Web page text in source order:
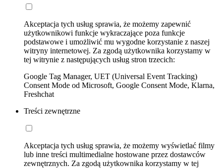
Akceptacja tych usług sprawia, że możemy zapewnić
użytkownikowi funkcje wykraczające poza funkcje
podstawowe i umożliwić mu wygodne korzystanie z naszej
witryny internetowej. Za zgodą użytkownika korzystamy w
tej witrynie z następujących usług stron trzecich:
Google Tag Manager, UET (Universal Event Tracking)
Consent Mode od Microsoft, Google Consent Mode, Klarna,
Freshchat
Treści zewnętrzne
Akceptacja tych usług sprawia, że możemy wyświetlać filmy
lub inne treści multimedialne hostowane przez dostawców
zewnętrznych. Za zgodą użytkownika korzystamy w tej